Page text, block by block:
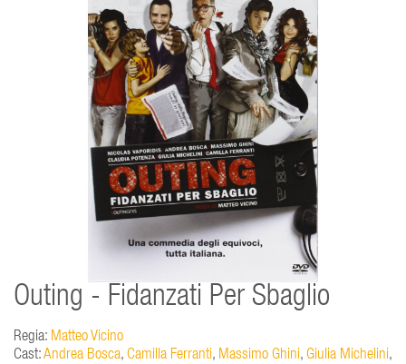
Outing - Fidanzati Per Sbaglio
Regia: Matteo Vicino
Cast:Andrea Bosca, Camilla Ferranti, Massimo Ghini, Giulia Michelini,